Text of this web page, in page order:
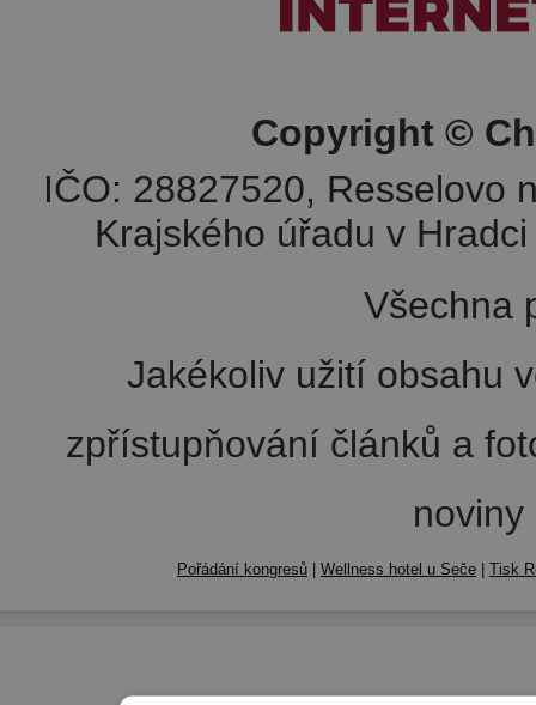
Copyright ©
IČO: 28827520, Resselovo
Krajského úřadu v
Všechna
Jakékoliv užití obsahu
zpřístupňování článků a
Pořádání kongresů | Wellness hotel u Seče | Tisk